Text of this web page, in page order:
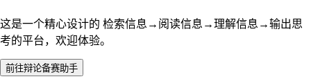
这是一个精心设计的 检索信息→阅读信息→理解信息→输出思
考的平台，欢迎体验。
前往辩论备赛助手